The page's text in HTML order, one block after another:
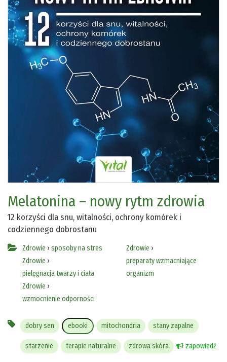
Melatonina – nowy rytm zdrowia
12 korzyści dla snu, witalności, ochrony komórek i
codziennego dobrostanu
Zdrowie › sposoby na stres
Zdrowie ›
pielęgnacja twarzy i ciała
Zdrowie ›
wzmocnienie odporności
Zdrowie ›
preparaty wzmacniające
organizm
dobry sen ebooki mitochondria stany zapalne
starzenie terapie naturalne zdrowa skóra zapowiedź